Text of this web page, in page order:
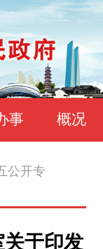
事 概况
公开专
于印发